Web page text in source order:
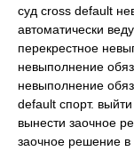
суд cross default
автоматически
перекрестное
невыполнение
невыполнение
default спорт.
вынести заочное
заочное решение в